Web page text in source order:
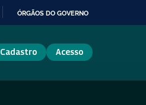
ÓRGÃOS DO GOVERNO
Cadastro Acesso